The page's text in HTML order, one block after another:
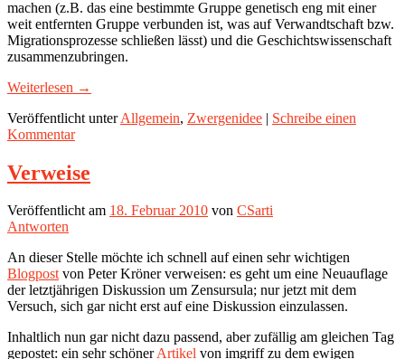
machen (z.B. das eine bestimmte Gruppe genetisch eng mit einer
weit entfernten Gruppe verbunden ist, was auf Verwandtschaft bzw.
Migrationsprozesse schließen lässt) und die Geschichtswissenschaft
zusammenzubringen.
Weiterlesen →
Veröffentlicht unter Allgemein, Zwergenidee | Schreibe einen
Kommentar
Verweise
Veröffentlicht am 18. Februar 2010 von CSarti
Antworten
An dieser Stelle möchte ich schnell auf einen sehr wichtigen
Blogpostvon Peter Kröner verweisen: es geht um eine Neuauflage
der letztjährigen Diskussion um Zensursula; nur jetzt mit dem
Versuch, sich gar nicht erst auf eine Diskussion einzulassen.
Inhaltlich nun gar nicht dazu passend, aber zufällig am gleichen Tag
gepostet: ein sehr schönerArtikel von imgriff zu dem ewigen